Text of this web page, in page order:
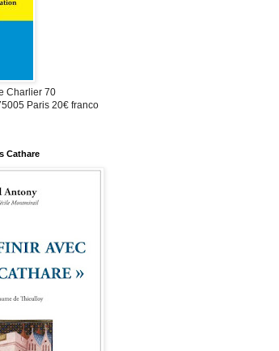
Charlier 70
Paris 20€ franco
Cathare